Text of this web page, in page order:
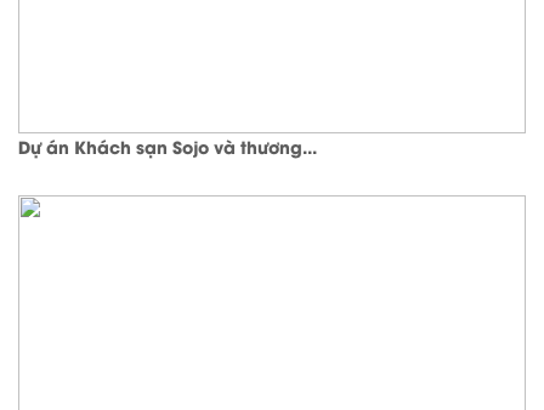
Dự án Khách sạn Sojo và thương...